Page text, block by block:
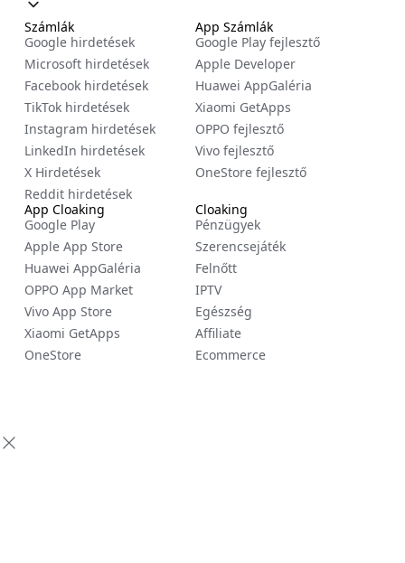
Számlák
Google hirdetések
Microsoft hirdetések
Facebook hirdetések
TikTok hirdetések
Instagram hirdetések
LinkedIn hirdetések
X Hirdetések
Reddit hirdetések
Cloaking
Pénzügyek
Szerencsejáték
Felnőtt
IPTV
Egészség
Affiliate
Ecommerce
App Számlák
Google Play fejlesztő
Apple Developer
Huawei AppGaléria
Xiaomi GetApps
OPPO fejlesztő
Vivo fejlesztő
OneStore fejlesztő
App Cloaking
Google Play
Apple App Store
Huawei AppGaléria
OPPO App Market
Vivo App Store
Xiaomi GetApps
OneStore